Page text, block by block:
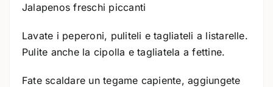
Jalapenos freschi piccanti
Lavate i peperoni, puliteli e tagliateli a listarelle.
Pulite anche la cipolla e tagliatela a fettine.
Fate scaldare un tegame capiente, aggiungete